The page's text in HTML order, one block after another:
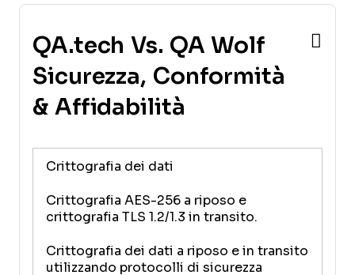
QA.tech Vs. QA Wolf
Sicurezza, Conformità
& Affidabilità
Crittografia dei dati
Crittografia AES-256 a riposo e
crittografia TLS 1.2/1.3 in transito.
Crittografia dei dati a riposo e in transito
utilizzando protocolli di sicurezza